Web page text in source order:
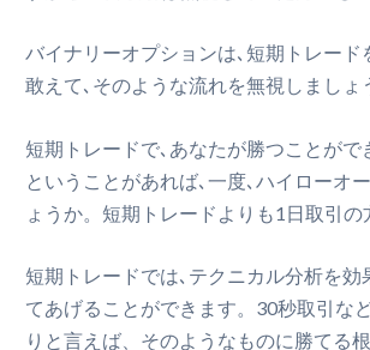
バイナリーオプションは､短期トレー
敢えて､そのような流れを無視しましょ
短期トレードで､あなたが勝つことが
ということがあれば､一度､ハイローオ
ょうか。短期トレードよりも1日取引
短期トレードでは､テクニカル分析を
てあげることができます。30秒取引な
りと言えば、そのようなものに勝てる